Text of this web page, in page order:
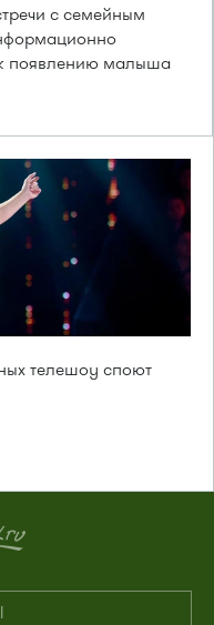
с семейным
появлению малыша
телешоу споют